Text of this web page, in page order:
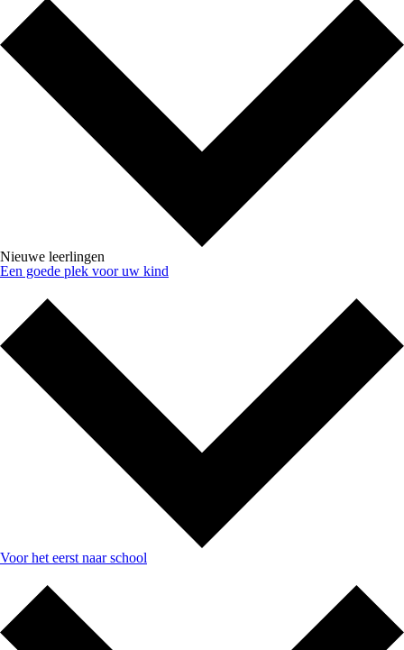
Nieuwe leerlingen
Een goede plek voor uw kind
Voor het eerst naar school